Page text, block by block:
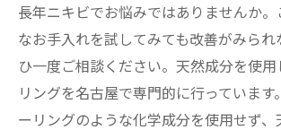
長年ニキビでお悩みではありませんか。
なお手入れを試してみても改善がみられ
ひ一度ご相談ください。天然成分を使用
リングを名古屋で専門的に行っています
ーリングのような化学成分を使用せず